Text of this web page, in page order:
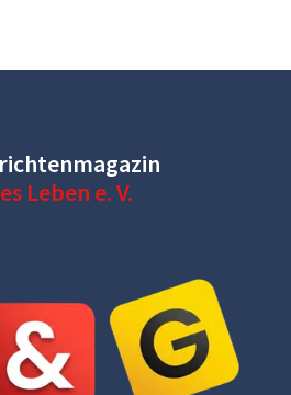
Leben e. V.